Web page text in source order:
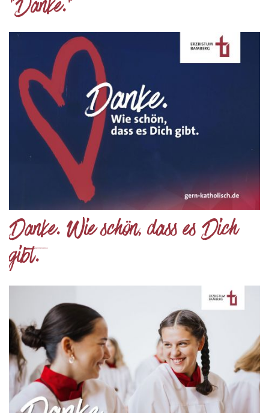
"Danke."
Danke. Wie schön, dass es Dich
gibt.